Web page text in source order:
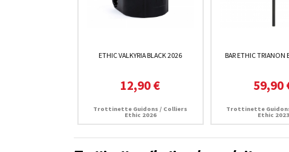
ETHIC VALKYRIA BLACK 2026
12,90 €
Trottinette Guidons / Colliers
Ethic 2026
BAR ETHIC TRIANON
59,90
Trottinette
Ethic 2023